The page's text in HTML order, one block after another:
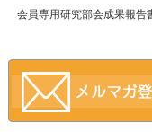
会員専用研究部会成果報告